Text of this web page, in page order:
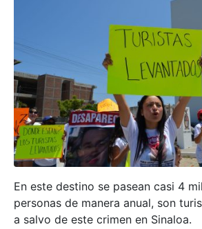
En este destino se pasean casi 4
personas de manera anual, son
a salvo de este crimen en Sinaloa.